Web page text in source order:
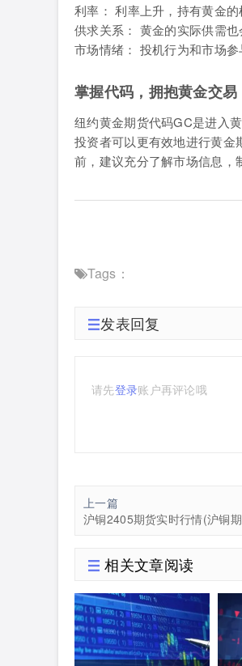
利率： 利率上升，持有黄金
供求关系： 黄金的实际供需
市场情绪： 投机行为和市场参
掌握代码，拥抱黄金交易
纽约黄金期货代码GC是进入
投资者可以更有效地进行黄金
前，建议充分了解市场信息，
Tags：
发表回复
请先登录账户再评论哦
上一篇
沪铜2405期货实时行情(沪铜
相关文章阅读